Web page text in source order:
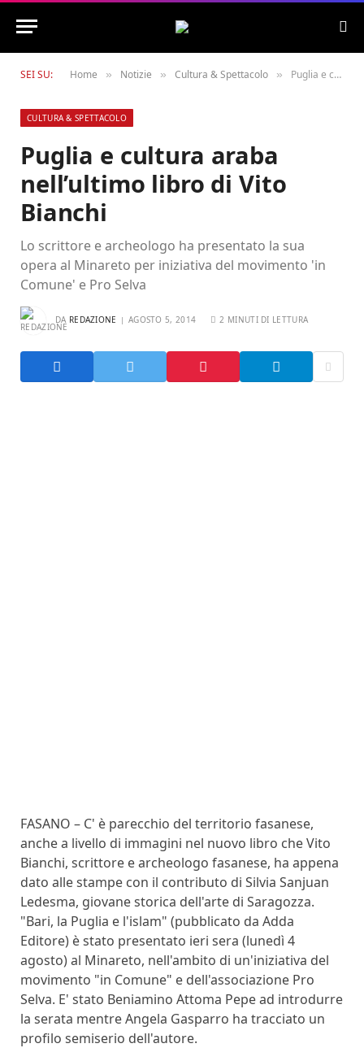
SEI SU: Home » Notizie » Cultura & Spettacolo » Puglia e cultura araba nell’ultimo libro di Vito Bianchi
CULTURA & SPETTACOLO
Puglia e cultura araba
nell’ultimo libro di Vito
Bianchi
Lo scrittore e archeologo ha presentato la sua
opera al Minareto per iniziativa del movimento 'in
Comune' e Pro Selva
DA REDAZIONE AGOSTO 5, 2014 2 MINUTI DI LETTURA
FASANO – C' è parecchio del territorio fasanese,
anche a livello di immagini nel nuovo libro che Vito
Bianchi, scrittore e archeologo fasanese, ha appena
dato alle stampe con il contributo di Silvia Sanjuan
Ledesma, giovane storica dell'arte di Saragozza.
"Bari, la Puglia e l'islam" (pubblicato da Adda
Editore) è stato presentato ieri sera (lunedì 4
agosto) al Minareto, nell'ambito di un'iniziativa del
movimento "in Comune" e dell'associazione Pro
Selva. E' stato Beniamino Attoma Pepe ad introdurre
la serata mentre Angela Gasparro ha tracciato un
profilo semiserio dell'autore.